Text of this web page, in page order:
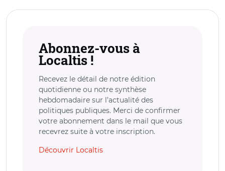
Abonnez-vous à
Localtis !
Recevez le détail de notre édition
quotidienne ou notre synthèse
hebdomadaire sur l’actualité des
politiques publiques. Merci de confirmer
votre abonnement dans le mail que vous
recevrez suite à votre inscription.
Découvrir Localtis